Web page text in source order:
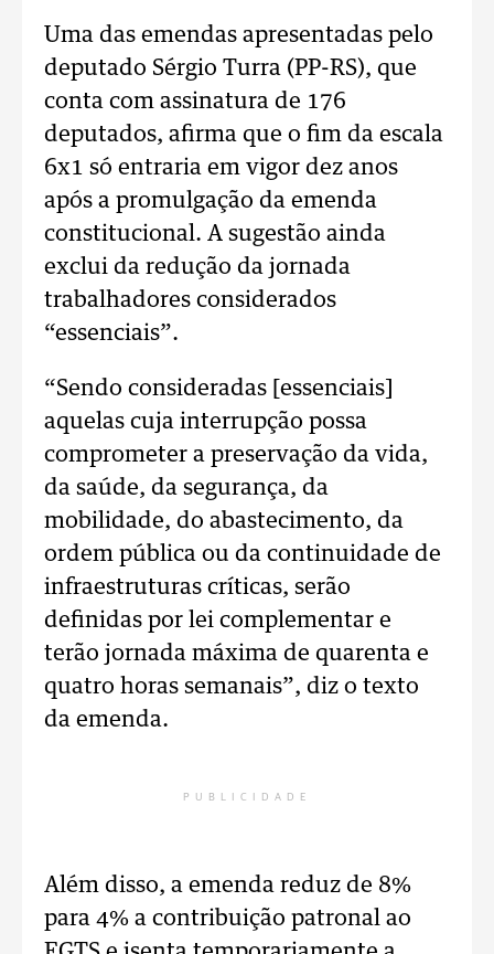
Uma das emendas apresentadas pelo
deputado Sérgio Turra (PP-RS), que
conta com assinatura de 176
deputados, afirma que o fim da escala
6x1 só entraria em vigor dez anos
após a promulgação da emenda
constitucional. A sugestão ainda
exclui da redução da jornada
trabalhadores considerados
“essenciais”.
“Sendo consideradas [essenciais]
aquelas cuja interrupção possa
comprometer a preservação da vida,
da saúde, da segurança, da
mobilidade, do abastecimento, da
ordem pública ou da continuidade de
infraestruturas críticas, serão
definidas por lei complementar e
terão jornada máxima de quarenta e
quatro horas semanais”, diz o texto
da emenda.
PUBLICIDADE
Além disso, a emenda reduz de 8%
para 4% a contribuição patronal ao